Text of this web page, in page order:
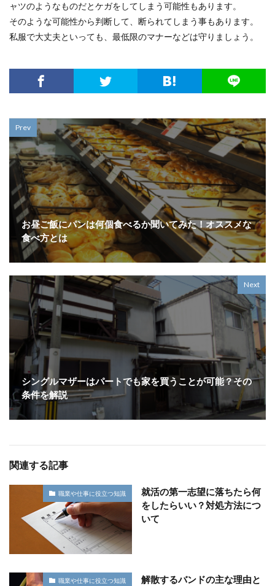
ャツのようなものだとケガをしてしまう可能性もあります。
そのような可能性から判断して、断られてしまう事もあります。
私服で大丈夫といっても、最低限のマナーなどは守りましょう。
Prev
お昼ご飯にパンは何個食べるか聞いてみた！オススメな
食べ方とは
Next
シングルマザーはパートでも家を買うことが可能？その
条件を解説
関連する記事
職業や仕事に役立つ知識
就活の第一志望に落ちたら何
をしたらいい？対処方法につ
いて
職業や仕事に役立つ知識
解散するバンドの主な理由と